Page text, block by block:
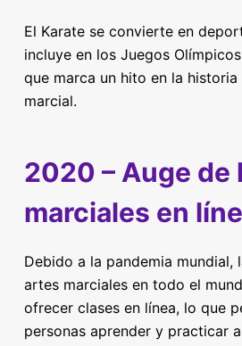
El Karate se convierte en
incluye en los Juegos
que marca un hito en la
marcial.
2020 – Auge de
marciales en
Debido a la pandemia mundial,
artes marciales en todo el
ofrecer clases en línea, lo que
personas aprender y practicar